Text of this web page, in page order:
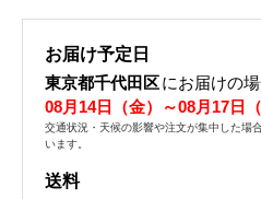
お届け予定日
東京都千代田区にお届けの
08月14日（金）～08月17日（
交通状況・天候の影響や注文が集中した場
います。
送料